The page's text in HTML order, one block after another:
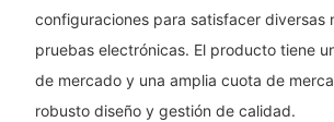
configuraciones para satisfacer diversas
pruebas electrónicas. El producto tiene
de mercado y una amplia cuota de
robusto diseño y gestión de calidad.